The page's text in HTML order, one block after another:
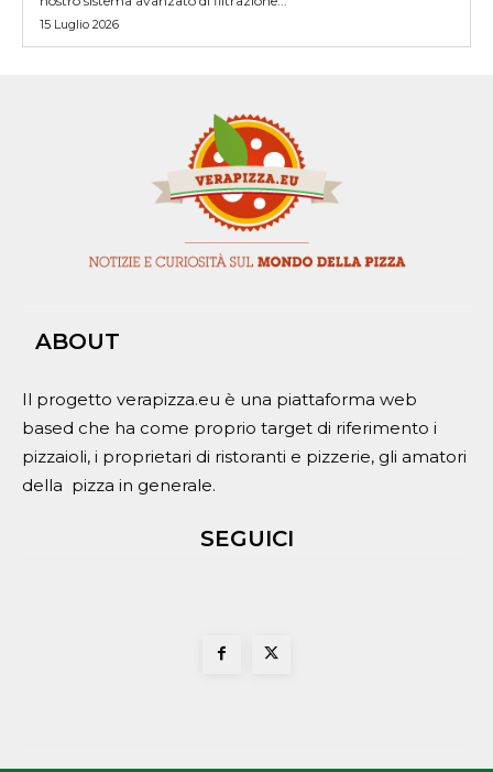
15 Luglio 2026
ABOUT
Il progetto verapizza.eu è una piattaforma web
based che ha come proprio target di riferimento i
pizzaioli, i proprietari di ristoranti e pizzerie, gli amatori
della pizza in generale.
SEGUICI